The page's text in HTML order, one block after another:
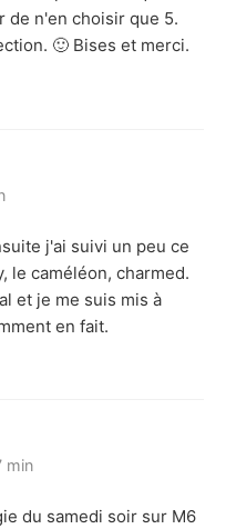
de n'en choisir que 5.
🙂 Bises et merci.
j'ai suivi un peu ce
le caméléon, charmed.
et je me suis mis à
en fait.
min
du samedi soir sur M6